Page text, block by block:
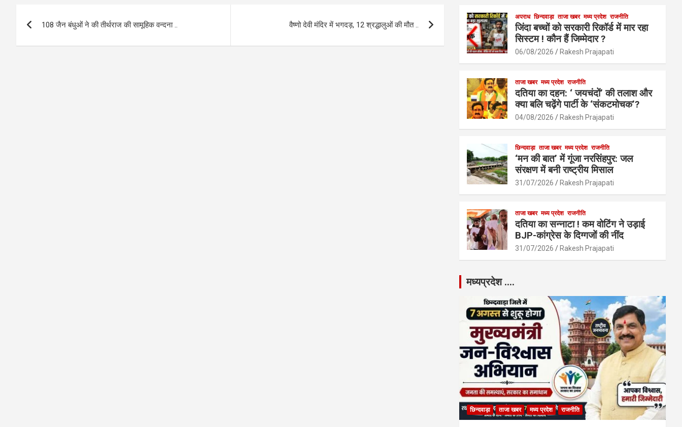
o
A
navigation
108 जैन बंधुओं ने की तीर्थराज की सामूहिक वन्दना .. वैष्णो देवी मंदिर में भगदड़, 12 श्रद्धालुओं की मौत ..
b
o
o
s
A
p
e
अपराध छिन्दवाड़ा ताजा खबर मध्य प्रदेश राजनीति
जिंदा बच्चों को सरकारी रिकॉर्ड में मार रहा
सिस्टम ! कौन हैं जिम्मेदार ?
06/08/2026 Rakesh Prajapati
ताजा खबर मध्य प्रदेश राजनीति
दतिया का दहन: ‘ जयचंदों’ की तलाश और
क्या बलि चढ़ेंगे पार्टी के ‘संकटमोचक’?
04/08/2026 Rakesh Prajapati
छिन्दवाड़ा ताजा खबर मध्य प्रदेश राजनीति
‘मन की बात’ में गूंजा नरसिंहपुर: जल
संरक्षण में बनी राष्ट्रीय मिसाल
31/07/2026 Rakesh Prajapati
ताजा खबर मध्य प्रदेश राजनीति
दतिया का सन्नाटा ! कम वोटिंग ने उड़ाई
BJP-कांग्रेस के दिग्गजों की नींद
31/07/2026 Rakesh Prajapati
मध्यप्रदेश ….
छिन्दवाड़ा ताजा खबर मध्य प्रदेश राजनीति